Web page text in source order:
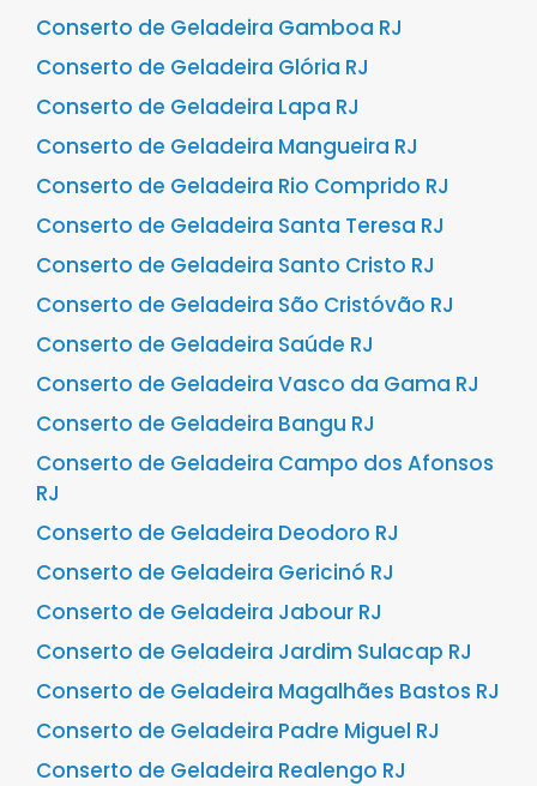
Conserto de Geladeira Gamboa RJ
Conserto de Geladeira Glória RJ
Conserto de Geladeira Lapa RJ
Conserto de Geladeira Mangueira RJ
Conserto de Geladeira Rio Comprido RJ
Conserto de Geladeira Santa Teresa RJ
Conserto de Geladeira Santo Cristo RJ
Conserto de Geladeira São Cristóvão RJ
Conserto de Geladeira Saúde RJ
Conserto de Geladeira Vasco da Gama RJ
Conserto de Geladeira Bangu RJ
Conserto de Geladeira Campo dos Afonsos
RJ
Conserto de Geladeira Deodoro RJ
Conserto de Geladeira Gericinó RJ
Conserto de Geladeira Jabour RJ
Conserto de Geladeira Jardim Sulacap RJ
Conserto de Geladeira Magalhães Bastos RJ
Conserto de Geladeira Padre Miguel RJ
Conserto de Geladeira Realengo RJ